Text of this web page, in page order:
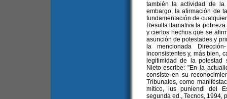
también la actividad de
embargo, la afirmación de
fundamentación de
Resulta llamativa la
y ciertos hechos que se
asunción de potestades y
la mencionada
inconsistentes y, más bien,
legitimidad de la potestad
Nieto escribe: "En la
consiste en su
Tribunales, como
mítico, ius puniendi del
segunda ed., Tecnos, 1994,